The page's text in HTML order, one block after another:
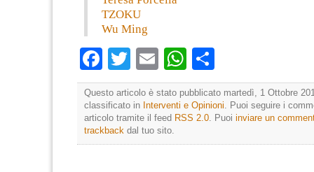
TZOKU
Wu Ming
Facebook
TwitterEmailWhatsApp
Questo articolo è stato pubblicato martedì, 1 Ottobre
classificato in Interventi e Opinioni. Puoi seguire i
articolo tramite il feed RSS 2.0. Puoi inviare un
trackback dal tuo sito.